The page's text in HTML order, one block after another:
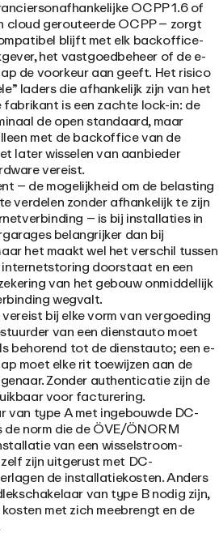
OCPP 1.6 of
cloud gerouteerde OCPP – zorgt
blijft met elk backoffice-
het vastgoedbeheer of de e-
de voorkeur aan geeft. Het risico
laders die afhankelijk zijn van het
is een zachte lock-in: de
de open standaard, maar
met de backoffice van de
later wisselen van aanbieder
vereist.
– de mogelijkheid om de belasting
verdelen zonder afhankelijk te zijn
– is bij installaties in
belangrijker dan bij
het maakt wel het verschil tussen
doorstaat en een
van het gebouw onmiddellijk
wegvalt.
bij elke vorm van vergoeding
van een dienstauto moet
behorend tot de dienstauto; een e-
moet elke rit toewijzen aan de
Zonder authenticatie zijn de
voor facturering.
van type A met ingebouwde DC-
norm die de ÖVE/ÖNORM
van een wisselstroom-
zijn uitgerust met DC-
de installatiekosten. Anders
van type B nodig zijn,
met zich meebrengt en de